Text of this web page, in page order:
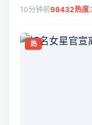
10分钟前98432热度
热